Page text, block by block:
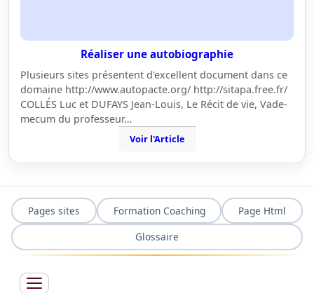
Réaliser une autobiographie
Plusieurs sites présentent d'excellent document dans ce
domaine http://www.autopacte.org/ http://sitapa.free.fr/
COLLÉS Luc et DUFAYS Jean-Louis, Le Récit de vie, Vade-
mecum du professeur…
Voir l'Article
Pages sites Formation Coaching
Page Html
Glossaire